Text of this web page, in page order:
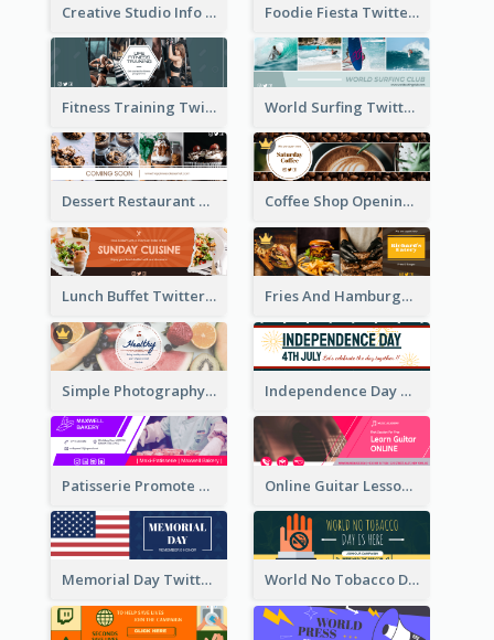
Creative Studio Info Twitter Header Foodie Fiesta Twitter Header
Fitness Training Twitter Header World Surfing Twitter Header
Dessert Restaurant Twitter Header Coffee Shop Opening Twitter Header
Lunch Buffet Twitter Header Fries And Hamburger Restaurant Twitter Header
Simple Photography Twitter Header Promoting Healthy Independence Day Twitter Header With Decorations
Patisserie Promote Twitter Header Online Guitar Lesson Twitter Header
Memorial Day Twitter Header With Flag World No Tobacco Day Twitter Header